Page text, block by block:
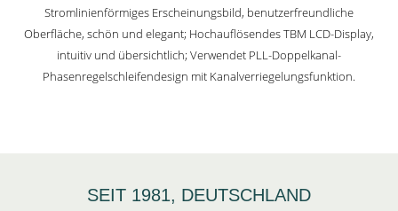
Stromlinienförmiges Erscheinungsbild, benutzerfreundliche
Oberfläche, schön und elegant; Hochauflösendes TBM LCD-Display,
intuitiv und übersichtlich; Verwendet PLL-Doppelkanal-
Phasenregelschleifendesign mit Kanalverriegelungsfunktion.
SEIT 1981, DEUTSCHLAND